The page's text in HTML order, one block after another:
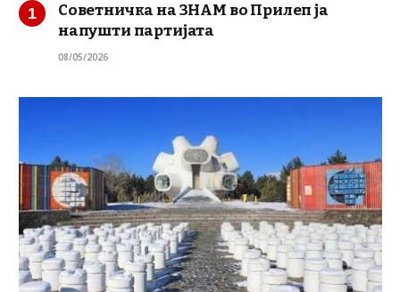
Советничка на ЗНАМ во Прилеп ја
напушти партијата
08/05/2026